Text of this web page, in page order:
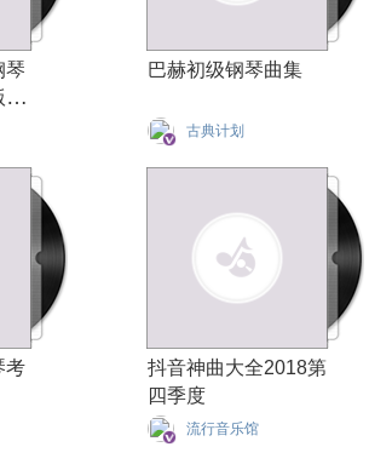
琴
）
巴赫初级钢琴曲集
古典计划
考
抖音神曲大全2018第
四季度
流行音乐馆